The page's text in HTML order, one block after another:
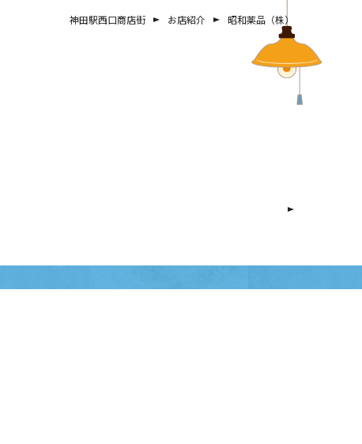
神田駅西口商店街 お店紹介 昭和薬品（株）